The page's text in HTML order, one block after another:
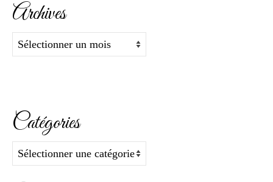
Archives
Archives
Catégories
Catégories